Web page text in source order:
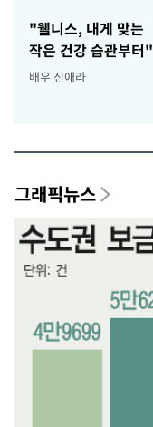
"웰니스, 내게 맞는
작은 건강 습관부터"
배우 신애라
그래픽뉴스